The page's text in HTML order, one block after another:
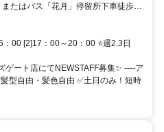
00 [2]17：00～20：00 ⭐週2.3日
ート店にてNEWSTAFF募集✨ ----ア
型自由・髪色自由 ✅️土日のみ！短時